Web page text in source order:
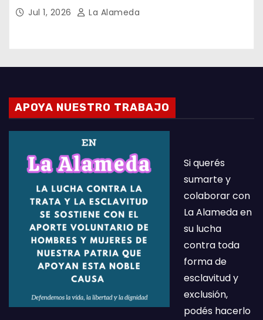
Jul 1, 2026 La Alameda
APOYA NUESTRO TRABAJO
Si querés
sumarte y
colaborar con
La Alameda en
su lucha
contra toda
forma de
esclavitud y
exclusión,
podés hacerlo